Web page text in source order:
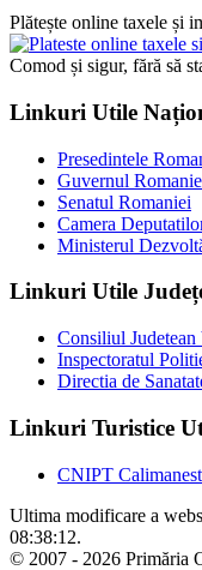
Plătește online taxele și
Comod și sigur, fără să
Linkuri Utile
Presedintele
Guvernul
Senatul Romaniei
Camera
Ministerul
Linkuri Utile
Consiliul Judetean
Inspectoratul
Directia de
Linkuri Turistice
CNIPT
Ultima modificare a
08:38:12.
© 2007 - 2026 Primăria